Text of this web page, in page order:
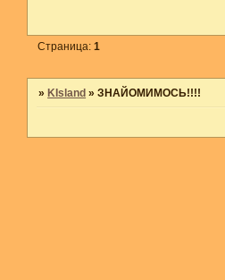
Страница:1
» KIsland »ЗНАЙОМИМОСЬ!!!!